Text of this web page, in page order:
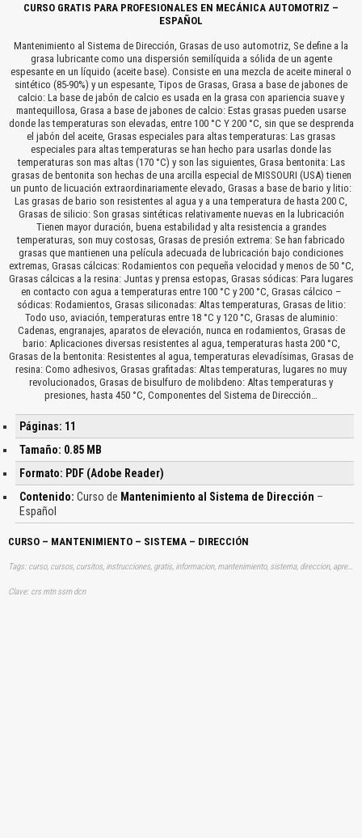
CURSO GRATIS PARA PROFESIONALES EN MECÁNICA AUTOMOTRIZ –
ESPAÑOL
Mantenimiento al Sistema de Dirección, Grasas de uso automotriz, Se define a la
grasa lubricante como una dispersión semilíquida a sólida de un agente
espesante en un líquido (aceite base). Consiste en una mezcla de aceite mineral o
sintético (85-90%) y un espesante, Tipos de Grasas, Grasa a base de jabones de
calcio: La base de jabón de calcio es usada en la grasa con apariencia suave y
mantequillosa, Grasa a base de jabones de calcio: Estas grasas pueden usarse
donde las temperaturas son elevadas, entre 100 °C Y 200 °C, sin que se desprenda
el jabón del aceite, Grasas especiales para altas temperaturas: Las grasas
especiales para altas temperaturas se han hecho para usarlas donde las
temperaturas son mas altas (170 °C) y son las siguientes, Grasa bentonita: Las
grasas de bentonita son hechas de una arcilla especial de MISSOURI (USA) tienen
un punto de licuación extraordinariamente elevado, Grasas a base de bario y litio:
Las grasas de bario son resistentes al agua y a una temperatura de hasta 200 C,
Grasas de silicio: Son grasas sintéticas relativamente nuevas en la lubricación
Tienen mayor duración, buena estabilidad y alta resistencia a grandes
temperaturas, son muy costosas, Grasas de presión extrema: Se han fabricado
grasas que mantienen una película adecuada de lubricación bajo condiciones
extremas, Grasas cálcicas: Rodamientos con pequeña velocidad y menos de 50 °C,
Grasas cálcicas a la resina: Juntas y prensa estopas, Grasas sódicas: Para lugares
en contacto con agua a temperaturas entre 100 °C y 200 °C, Grasas cálcico –
sódicas: Rodamientos, Grasas siliconadas: Altas temperaturas, Grasas de litio:
Todo uso, aviación, temperaturas entre 18 °C y 120 °C, Grasas de aluminio:
Cadenas, engranajes, aparatos de elevación, nunca en rodamientos, Grasas de
bario: Aplicaciones diversas resistentes al agua, temperaturas hasta 200 °C,
Grasas de la bentonita: Resistentes al agua, temperaturas elevadísimas, Grasas de
resina: Como adhesivos, Grasas grafitadas: Altas temperaturas, lugares no muy
revolucionados, Grasas de bisulfuro de molibdeno: Altas temperaturas y
presiones, hasta 450 °C, Componentes del Sistema de Dirección…
Páginas: 11
Tamaño: 0.85 MB
Formato: PDF (Adobe Reader)
Contenido: Curso de Mantenimiento al Sistema de Dirección –
Español
CURSO – MANTENIMIENTO – SISTEMA – DIRECCIÓN
Tags: curso, cursos, cursitos, instrucciones, gratis, informacion, mantenimiento, sistema, direccion, aprender, descargas
Clave: crs mtn ssm dcn